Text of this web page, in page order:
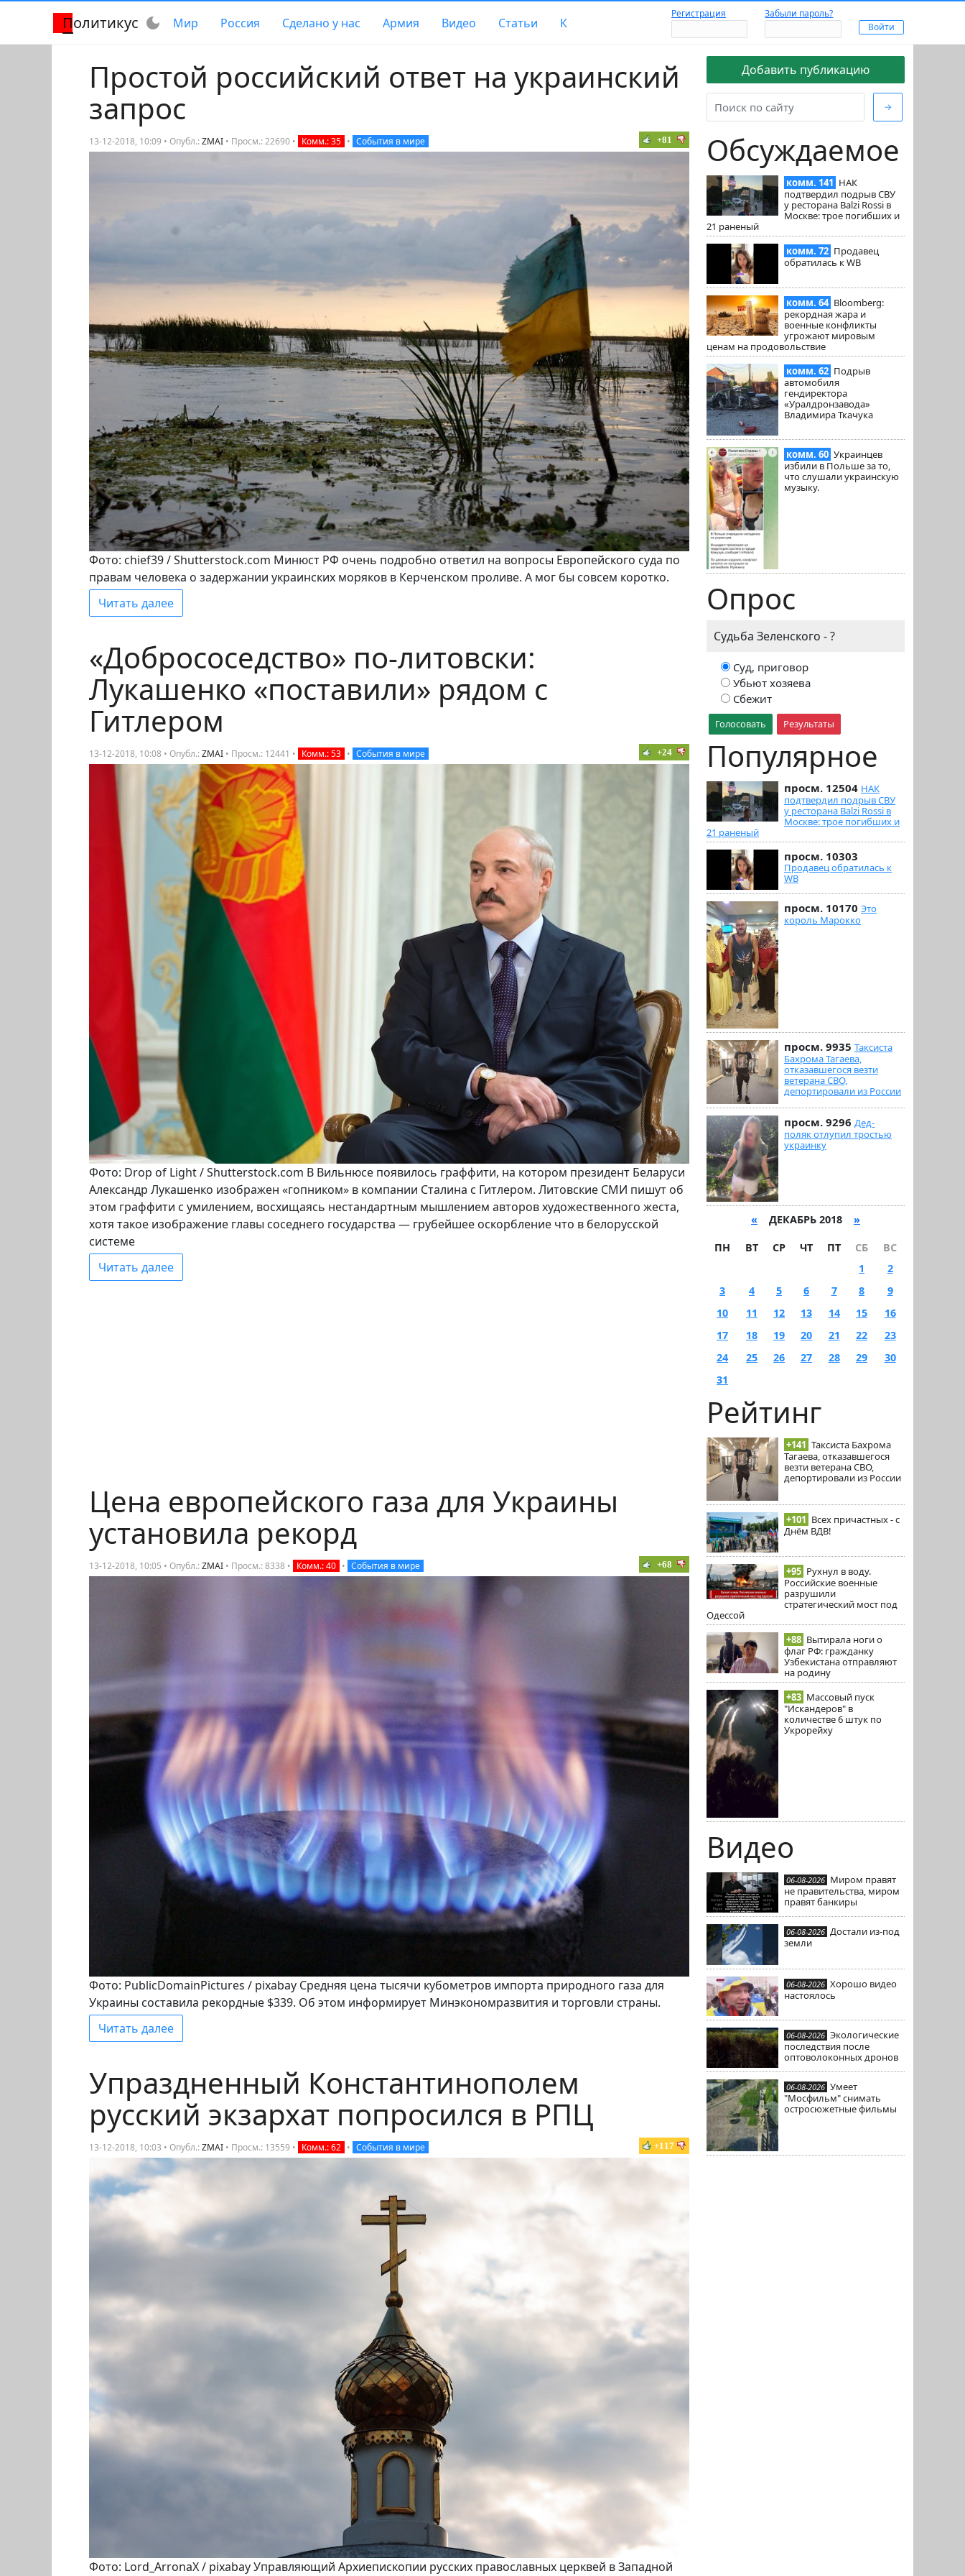
Политикус dark_mode Мир Россия Сделано у нас Армия Видео Статьи К
Регистрация Забыли пароль?
Добавить публикацию
→
Обсуждаемое
комм. 141 НАК
подтвердил подрыв СВУ
у ресторана Balzi Rossi в
Москве: трое погибших и
21 раненый
комм. 72 Продавец
обратилась к WB
комм. 64 Bloomberg:
рекордная жара и
военные конфликты
угрожают мировым
ценам на продовольствие
комм. 62 Подрыв
автомобиля
гендиректора
«Уралдронзавода»
Владимира Ткачука
комм. 60 Украинцев
избили в Польше за то,
что слушали украинскую
музыку.
Опрос
Судьба Зеленского - ?
Суд, приговор
Убьют хозяева
Сбежит
Голосовать Результаты
Популярное
просм. 12504 НАК
подтвердил подрыв СВУ
у ресторана Balzi Rossi в
Москве: трое погибших и
21 раненый
просм. 10303
Продавец обратилась к
WB
просм. 10170 Это
король Марокко
просм. 9935 Таксиста
Бахрома Тагаева,
отказавшегося везти
ветерана СВО,
депортировали из России
просм. 9296 Дед-
поляк отлупил тростью
украинку
« ДЕКАБРЬ 2018 »
ПН ВТ СР ЧТ ПТ СБ
ВС
1
2
3
4 5 6 7 8
9
10
11 12 13 14 15
16
17
18 19 20 21 22
23
24
25 26 27 28 29
30
31
Рейтинг
+141 Таксиста Бахрома
Тагаева, отказавшегося
везти ветерана СВО,
депортировали из России
+101 Всех причастных - с
Днём ВДВ!
+95 Рухнул в воду.
Российские военные
разрушили
стратегический мост под
Одессой
+88 Вытирала ноги о
флаг РФ: гражданку
Узбекистана отправляют
на родину
+83 Массовый пуск
"Искандеров" в
количестве 6 штук по
Укрорейху
Видео
06-08-2026 Миром правят
не правительства, миром
правят банкиры
06-08-2026 Достали из-под
земли
06-08-2026 Хорошо видео
настоялось
06-08-2026 Экологические
последствия после
оптоволоконных дронов
06-08-2026 Умеет
"Мосфильм" снимать
остросюжетные фильмы
Простой российский ответ на украинский
запрос
13-12-2018, 10:09 • Опубл.:ZMAI • Просм.: 22690 • Комм.: 35 • События в мире +81
Фото: chief39 / Shutterstock.com Минюст РФ очень подробно ответил на вопросы Европейского суда по
правам человека о задержании украинских моряков в Керченском проливе. А мог бы совсем коротко.
Читать далее
«Добрососедство» по-литовски:
Лукашенко «поставили» рядом с
Гитлером
13-12-2018, 10:08 • Опубл.:ZMAI • Просм.: 12441 • Комм.: 53 • События в мире +24
Фото: Drop of Light / Shutterstock.com В Вильнюсе появилось граффити, на котором президент Беларуси
Александр Лукашенко изображен «гопником» в компании Сталина с Гитлером. Литовские СМИ пишут об
этом граффити с умилением, восхищаясь нестандартным мышлением авторов художественного жеста,
хотя такое изображение главы соседнего государства — грубейшее оскорбление что в белорусской
системе
Читать далее
Цена европейского газа для Украины
установила рекорд
13-12-2018, 10:05 • Опубл.:ZMAI • Просм.: 8338 • Комм.: 40 • События в мире +68
Фото: PublicDomainPictures / pixabay Средняя цена тысячи кубометров импорта природного газа для
Украины составила рекордные $339. Об этом информирует Минэкономразвития и торговли страны.
Читать далее
Упраздненный Константинополем
русский экзархат попросился в РПЦ
13-12-2018, 10:03 • Опубл.:ZMAI • Просм.: 13559 • Комм.: 62 • События в мире +117
Фото: Lord_ArronaX / pixabay Управляющий Архиепископии русских православных церквей в Западной